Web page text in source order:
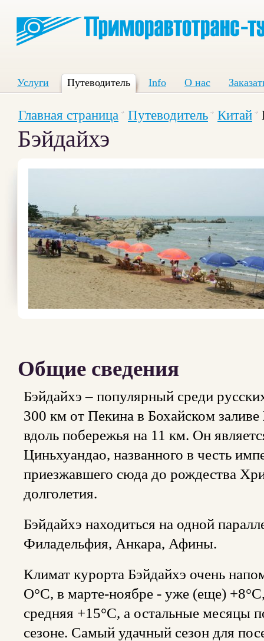
Услуги Путеводитель Info О нас
Главная страница Путеводитель Китай
Бэйдайхэ
Общие сведения
Бэйдайхэ – популярный среди
300 км от Пекина в Бохайском
вдоль побережья на 11 км. Он
Циньхуандао, названного в честь
приезжавшего сюда до рождества
долголетия.
Бэйдайхэ находиться на одной
Филадельфия, Анкара, Афины.
Климат курорта Бэйдайхэ очень
О°С, в марте-ноябре - уже (еще)
средняя +15°С, а остальные месяцы
сезоне. Самый удачный сезон для